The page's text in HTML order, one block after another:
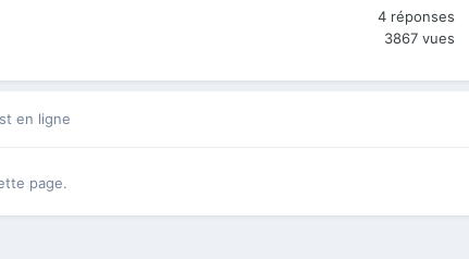
4 réponses
3867 vues
en ligne
page.